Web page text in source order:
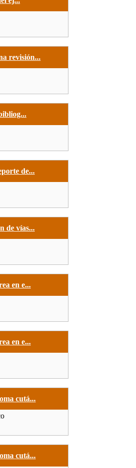
revisión...
de...
de vías...
en e...
en e...
cutá...
cutá...